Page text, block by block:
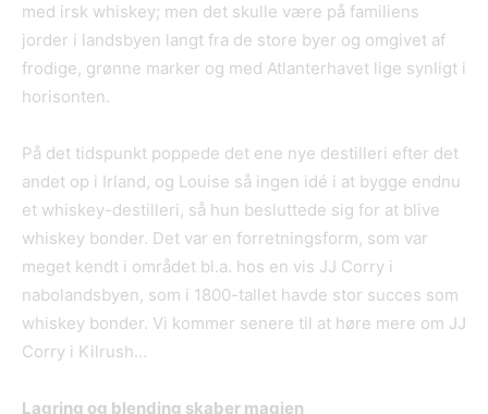
med irsk whiskey; men det skulle være på familiens
jorder i landsbyen langt fra de store byer og omgivet af
frodige, grønne marker og med Atlanterhavet lige synligt i
horisonten.
På det tidspunkt poppede det ene nye destilleri efter det
andet op i Irland, og Louise så ingen idé i at bygge endnu
et whiskey-destilleri, så hun besluttede sig for at blive
whiskey bonder. Det var en forretningsform, som var
meget kendt i området bl.a. hos en vis JJ Corry i
nabolandsbyen, som i 1800-tallet havde stor succes som
whiskey bonder. Vi kommer senere til at høre mere om JJ
Corry i Kilrush…
Lagring og blending skaber magien